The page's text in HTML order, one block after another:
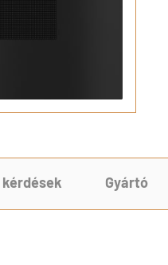
Gyártó